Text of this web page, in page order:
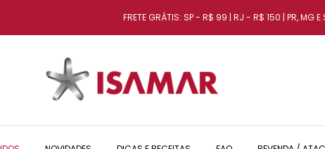
FRETE GRÁTIS: SP - R$ 99 | RJ - R$ 150 | PR, MG E SC -